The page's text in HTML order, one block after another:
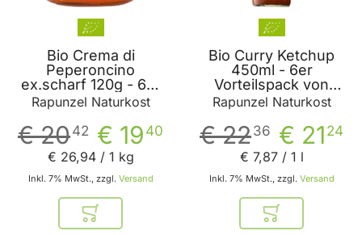
Bio Crema di
Peperoncino
ex.scharf 120g - 6er
Vorteilspack von
Rapunzel
Rapunzel Naturkost
€ 19 40
€ 2042
Inkl. 7% MwSt., zzgl. Versand
€ 26,94/ 1 kg
In den Warenkorb
Bio Curry Ketchup
450ml - 6er
Vorteilspack von
Rapunzel
Rapunzel Naturkost
€ 21 24
€ 2236
Inkl. 7% MwSt., zzgl. Versand
€ 7,87/ 1 l
In den